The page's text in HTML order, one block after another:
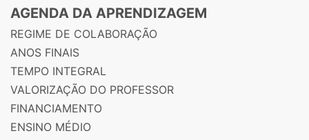
AGENDA DA APRENDIZAGEM
REGIME DE COLABORAÇÃO
ANOS FINAIS
TEMPO INTEGRAL
VALORIZAÇÃO DO PROFESSOR
FINANCIAMENTO
ENSINO MÉDIO